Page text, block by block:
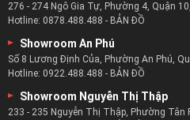
276 - 274 Ngô Gia Tự, Phường 4, Quận
Hotline: 0878.488.488 - BẢN ĐỒ
Showroom An Phú
Số 8 Lương Định Của, Phường An Phú,
Hotline: 0922.488.488 - BẢN ĐỒ
Showroom Nguyễn Thị Thập
233 - 235 Nguyễn Thị Thập, Phường Tân